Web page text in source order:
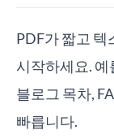
PDF가 짧고 텍
시작하세요. 예
블로그 목차,
빠릅니다.